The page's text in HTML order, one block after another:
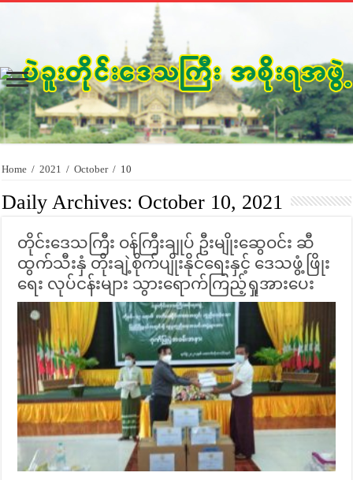
Home / 2021 / October / 10
Daily Archives: October 10, 2021
တိုင်းဒေသကြီး ဝန်ကြီးချုပ် ဦးမျိုးဆွေဝင်း ဆီ
ထွက်သီးနှံ တိုးချဲ့စိုက်ပျိုးနိုင်ရေးနှင့် ဒေသဖွံ့ဖြိုး
ရေး လုပ်ငန်းများ သွားရောက်ကြည့်ရှုအားပေး